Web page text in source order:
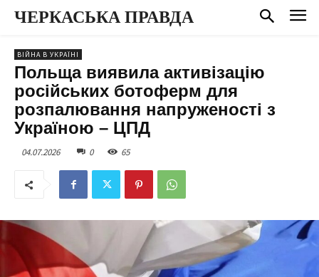
ЧЕРКАСЬКА ПРАВДА
ВІЙНА В УКРАЇНІ
Польща виявила активізацію
російських ботоферм для
розпалювання напруженості з
Україною – ЦПД
04.07.2026 0 65